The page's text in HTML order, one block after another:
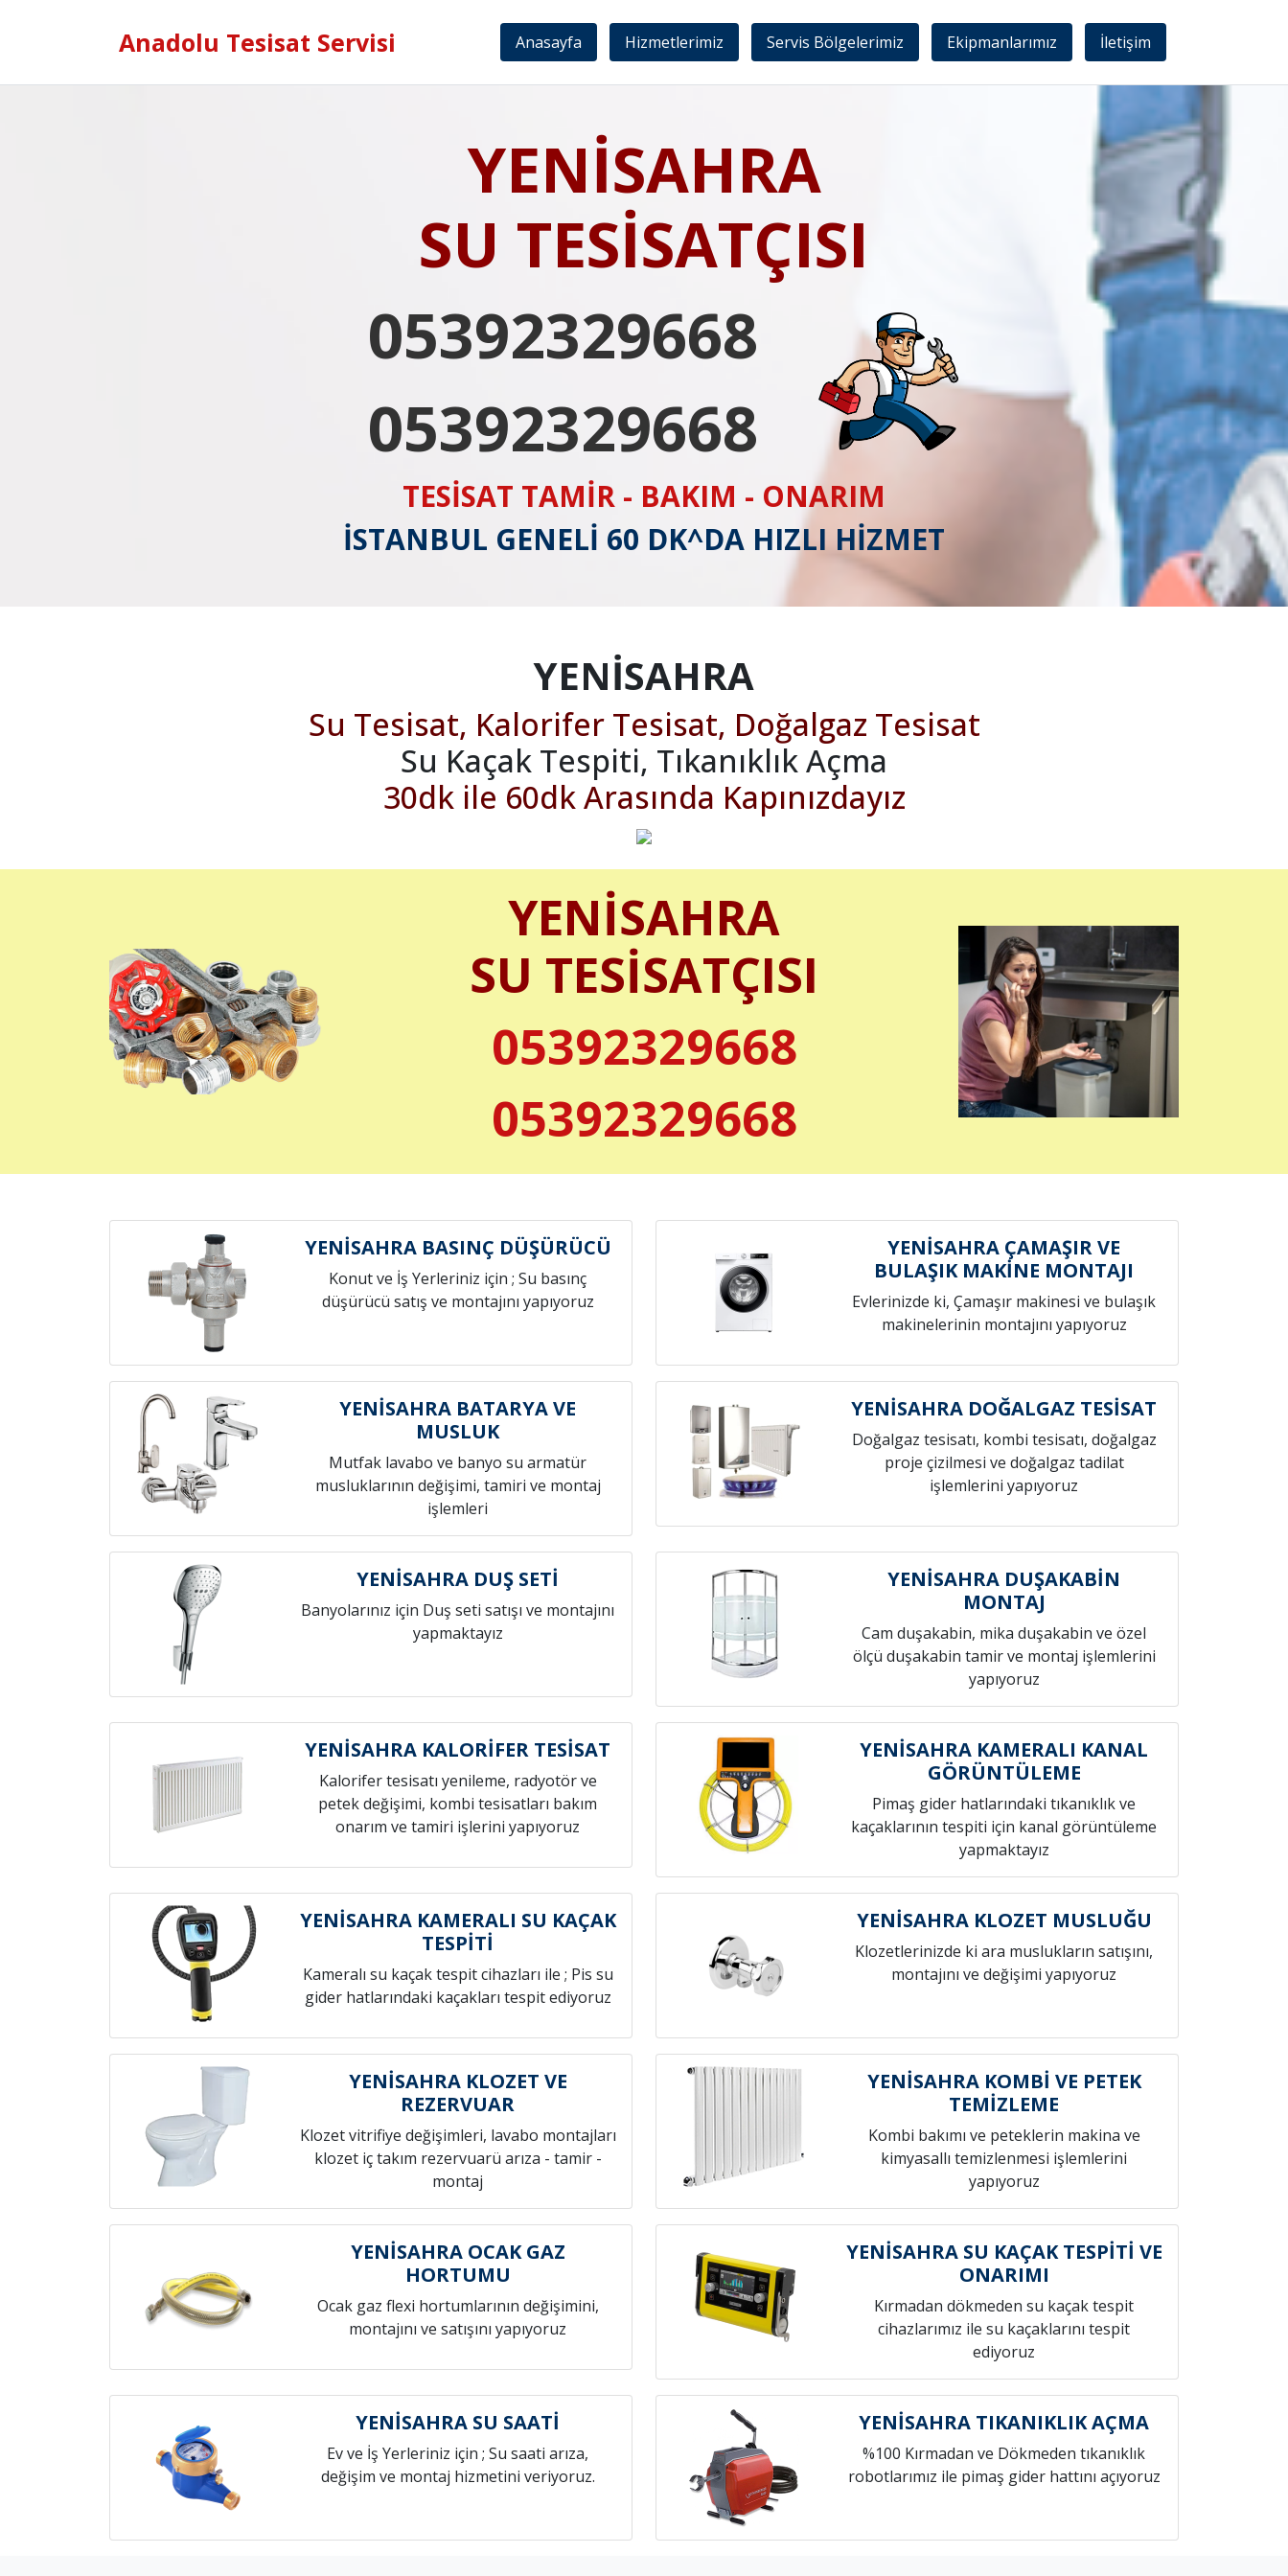
Anadolu Tesisat Servisi Anasayfa Hizmetlerimiz Servis Bölgelerimiz Ekipmanlarımız İletişim
YENİSAHRA
SU TESİSATÇISI
05392329668
05392329668
TESİSAT TAMİR - BAKIM - ONARIM
İSTANBUL GENELİ 60 DK^DA HIZLI HİZMET
YENİSAHRA
Su Tesisat, Kalorifer Tesisat, Doğalgaz Tesisat
Su Kaçak Tespiti, Tıkanıklık Açma
30dk ile 60dk Arasında Kapınızdayız
YENİSAHRA
SU TESİSATÇISI
05392329668
05392329668
YENİSAHRA BASINÇ DÜŞÜRÜCÜ
Konut ve İş Yerleriniz için ; Su basınç
düşürücü satış ve montajını yapıyoruz
YENİSAHRA ÇAMAŞIR VE
BULAŞIK MAKİNE MONTAJI
Evlerinizde ki, Çamaşır makinesi ve bulaşık
makinelerinin montajını yapıyoruz
YENİSAHRA BATARYA VE
MUSLUK
Mutfak lavabo ve banyo su armatür
musluklarının değişimi, tamiri ve montaj
işlemleri
YENİSAHRA DOĞALGAZ TESİSAT
Doğalgaz tesisatı, kombi tesisatı, doğalgaz
proje çizilmesi ve doğalgaz tadilat
işlemlerini yapıyoruz
YENİSAHRA DUŞ SETİ
Banyolarınız için Duş seti satışı ve montajını
yapmaktayız
YENİSAHRA DUŞAKABİN
MONTAJ
Cam duşakabin, mika duşakabin ve özel
ölçü duşakabin tamir ve montaj işlemlerini
yapıyoruz
YENİSAHRA KALORİFER TESİSAT
Kalorifer tesisatı yenileme, radyotör ve
petek değişimi, kombi tesisatları bakım
onarım ve tamiri işlerini yapıyoruz
YENİSAHRA KAMERALI KANAL
GÖRÜNTÜLEME
Pimaş gider hatlarındaki tıkanıklık ve
kaçaklarının tespiti için kanal görüntüleme
yapmaktayız
YENİSAHRA KAMERALI SU KAÇAK
TESPİTİ
Kameralı su kaçak tespit cihazları ile ; Pis su
gider hatlarındaki kaçakları tespit ediyoruz
YENİSAHRA KLOZET MUSLUĞU
Klozetlerinizde ki ara muslukların satışını,
montajını ve değişimi yapıyoruz
YENİSAHRA KLOZET VE
REZERVUAR
Klozet vitrifiye değişimleri, lavabo montajları
klozet iç takım rezervuarü arıza - tamir -
montaj
YENİSAHRA KOMBİ VE PETEK
TEMİZLEME
Kombi bakımı ve peteklerin makina ve
kimyasallı temizlenmesi işlemlerini
yapıyoruz
YENİSAHRA OCAK GAZ
HORTUMU
Ocak gaz flexi hortumlarının değişimini,
montajını ve satışını yapıyoruz
YENİSAHRA SU KAÇAK TESPİTİ VE
ONARIMI
Kırmadan dökmeden su kaçak tespit
cihazlarımız ile su kaçaklarını tespit
ediyoruz
YENİSAHRA SU SAATİ
Ev ve İş Yerleriniz için ; Su saati arıza,
değişim ve montaj hizmetini veriyoruz.
YENİSAHRA TIKANIKLIK AÇMA
%100 Kırmadan ve Dökmeden tıkanıklık
robotlarımız ile pimaş gider hattını açıyoruz